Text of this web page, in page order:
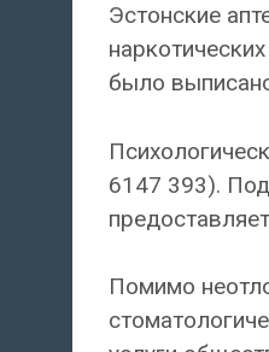
Эстонские
было
6147 393).
Помимо